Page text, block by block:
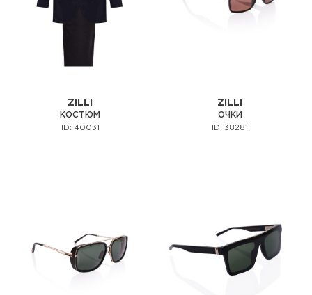
ZILLI
КОСТЮМ
ID: 40031
ZILLI
ОЧКИ
ID: 38281